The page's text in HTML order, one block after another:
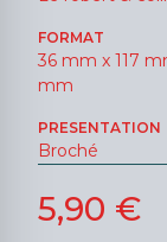
FORMAT
36 mm x 117
mm
PRESENTATION
Broché
5,90 €